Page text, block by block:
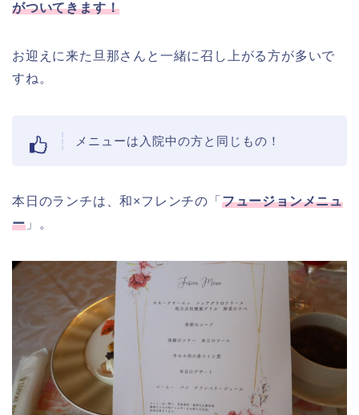
がついてきます！
お迎えに来た旦那さんと一緒に召し上がる方が多いで
すね。
メニューは入院中の方と同じもの！
本日のランチは、和×フレンチの「 フュージョンメニュ
ー」。